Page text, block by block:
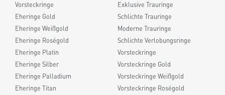
Vorsteckringe
Eheringe Gold
Eheringe Weißgold
Eheringe Roségold
Eheringe Platin
Eheringe Silber
Eheringe Palladium
Eheringe Titan
Exklusive Trauringe
Schlichte Trauringe
Moderne Trauringe
Schlichte Verlobungsringe
Vorsteckringe
Vorsteckringe Gold
Vorsteckringe Weißgold
Vorsteckringe Roségold